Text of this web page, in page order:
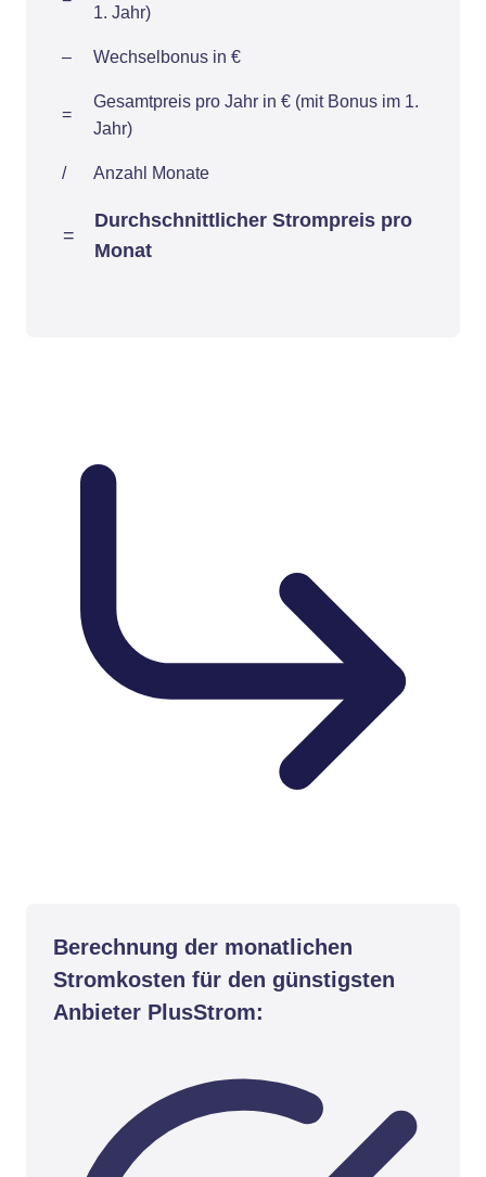
1. Jahr)
– Wechselbonus in €
=
Gesamtpreis pro Jahr in € (mit Bonus im 1.
Jahr)
/ Anzahl Monate
=
Durchschnittlicher Strompreis pro
Monat
Berechnung der monatlichen
Stromkosten für den günstigsten
Anbieter PlusStrom: